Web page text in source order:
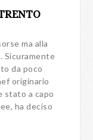
ma alla
Sicuramente
da poco
originario
stato a capo
ha deciso